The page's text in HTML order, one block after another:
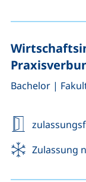
Bachelor, |
Zulassung